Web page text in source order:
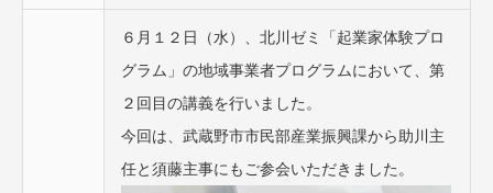
６月１２日（水）、北川ゼミ「起業家体験プロ
グラム」の地域事業者プログラムにおいて、第
２回目の講義を行いました。
今回は、武蔵野市市民部産業振興課から助川主
任と須藤主事にもご参会いただきました。